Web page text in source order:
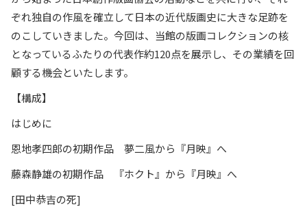
ぞれ独自の作風を確立して日本の近代版画史に大きな足跡を
のこしていきました。今回は、当館の版画コレクションの核
となっているふたりの代表作約120点を展示し、その業績を回
顧する機会といたします。
【構成】
はじめに
恩地孝四郎の初期作品 夢二風から『月映』へ
藤森静雄の初期作品 『ホクト』から『月映』へ
[田中恭吉の死]